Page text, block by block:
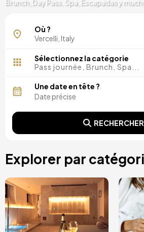
Brunch, Day Pass, Spa, Escapadas y
Alagna Valsesia
Où ?
Sélectionnez la catégorie
Pass journée, Brunch, Spa...
Une date en tête ?
RECHERCHER
Explorer par